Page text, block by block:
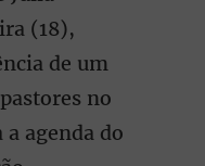
(18),
de um
no
agenda do